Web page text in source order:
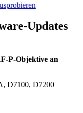
Updates
P-Objektive an
D7100, D7200